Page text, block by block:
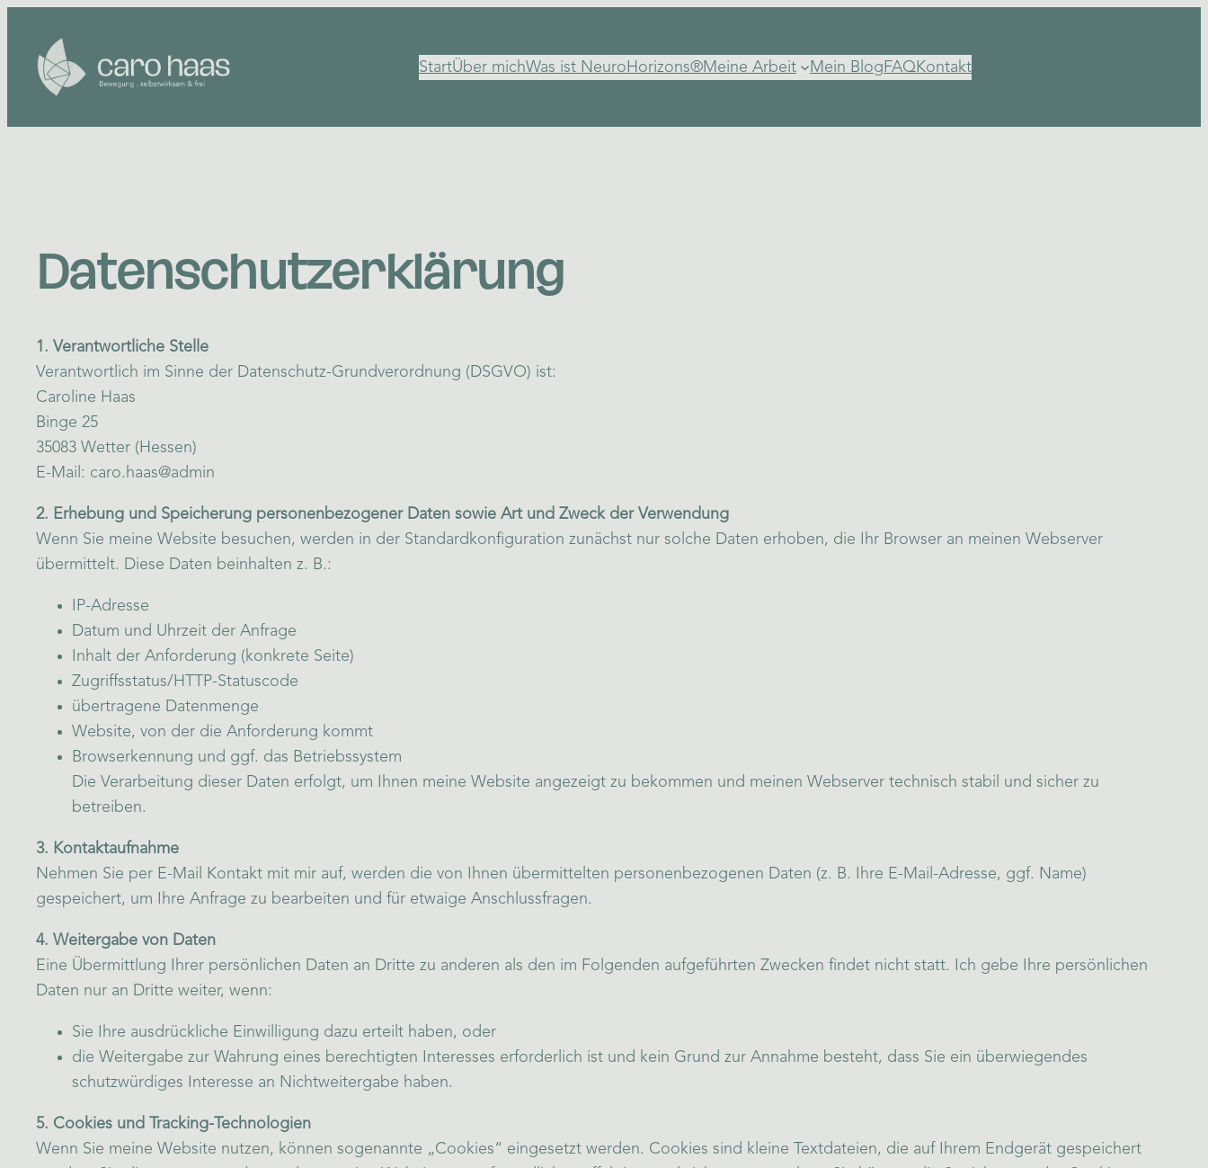
springen
StartÜber michWas ist NeuroHorizons®Meine Arbeit Mein Blog FAQ Kontakt
Datenschutzerklärung
1. Verantwortliche Stelle
Verantwortlich im Sinne der Datenschutz-Grundverordnung (DSGVO) ist:
Caroline Haas
Binge 25
35083 Wetter (Hessen)
E-Mail: caro.haas@admin
2. Erhebung und Speicherung personenbezogener Daten sowie Art und Zweck der Verwendung
Wenn Sie meine Website besuchen, werden in der Standardkonfiguration zunächst nur solche Daten erhoben, die Ihr Browser an meinen Webserver
übermittelt. Diese Daten beinhalten z. B.:
IP-Adresse
Datum und Uhrzeit der Anfrage
Inhalt der Anforderung (konkrete Seite)
Zugriffsstatus/HTTP-Statuscode
übertragene Datenmenge
Website, von der die Anforderung kommt
Browserkennung und ggf. das Betriebssystem
Die Verarbeitung dieser Daten erfolgt, um Ihnen meine Website angezeigt zu bekommen und meinen Webserver technisch stabil und sicher zu
betreiben.
3. Kontaktaufnahme
Nehmen Sie per E-Mail Kontakt mit mir auf, werden die von Ihnen übermittelten personenbezogenen Daten (z. B. Ihre E-Mail-Adresse, ggf. Name)
gespeichert, um Ihre Anfrage zu bearbeiten und für etwaige Anschlussfragen.
4. Weitergabe von Daten
Eine Übermittlung Ihrer persönlichen Daten an Dritte zu anderen als den im Folgenden aufgeführten Zwecken findet nicht statt. Ich gebe Ihre persönlichen
Daten nur an Dritte weiter, wenn:
Sie Ihre ausdrückliche Einwilligung dazu erteilt haben, oder
die Weitergabe zur Wahrung eines berechtigten Interesses erforderlich ist und kein Grund zur Annahme besteht, dass Sie ein überwiegendes
schutzwürdiges Interesse an Nichtweitergabe haben.
5. Cookies und Tracking-Technologien
Wenn Sie meine Website nutzen, können sogenannte „Cookies“ eingesetzt werden. Cookies sind kleine Textdateien, die auf Ihrem Endgerät gespeichert